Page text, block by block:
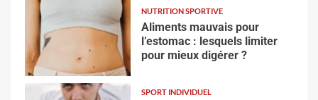
NUTRITION SPORTIVE
Aliments mauvais pour
l’estomac : lesquels limiter
pour mieux digérer ?
SPORT INDIVIDUEL